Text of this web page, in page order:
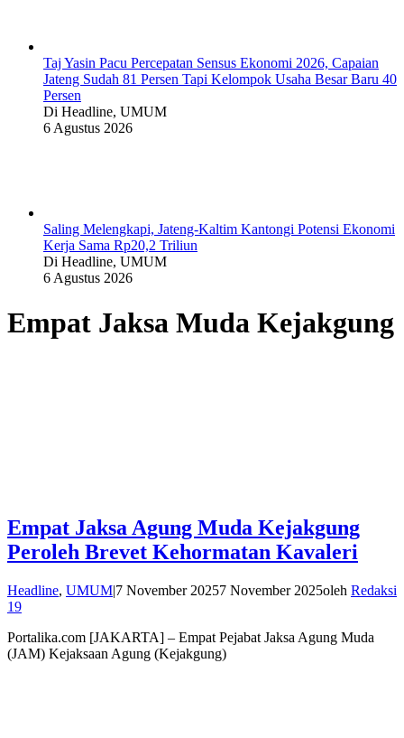
Taj Yasin Pacu Percepatan Sensus Ekonomi 2026, Capaian
Jateng Sudah 81 Persen Tapi Kelompok Usaha Besar Baru 40
Persen
Di Headline, UMUM
6 Agustus 2026
Saling Melengkapi, Jateng-Kaltim Kantongi Potensi Ekonomi
Kerja Sama Rp20,2 Triliun
Di Headline, UMUM
6 Agustus 2026
Empat Jaksa Muda Kejakgung
Empat Jaksa Agung Muda Kejakgung
Peroleh Brevet Kehormatan Kavaleri
Headline, UMUM|7 November 20257 November 2025oleh Redaksi
19
Portalika.com [JAKARTA] – Empat Pejabat Jaksa Agung Muda
(JAM) Kejaksaan Agung (Kejakgung)